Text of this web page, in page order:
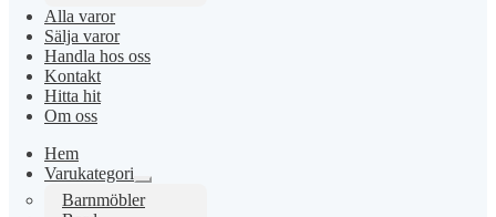
Alla varor
Sälja varor
Handla hos oss
Kontakt
Hitta hit
Om oss
Hem
Varukategori
Expandera
undermeny
Barnmöbler